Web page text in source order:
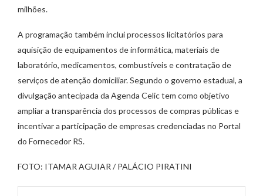
milhões.
A programação também inclui processos licitatórios para
aquisição de equipamentos de informática, materiais de
laboratório, medicamentos, combustíveis e contratação de
serviços de atenção domiciliar. Segundo o governo estadual, a
divulgação antecipada da Agenda Celic tem como objetivo
ampliar a transparência dos processos de compras públicas e
incentivar a participação de empresas credenciadas no Portal
do Fornecedor RS.
FOTO: ITAMAR AGUIAR / PALÁCIO PIRATINI